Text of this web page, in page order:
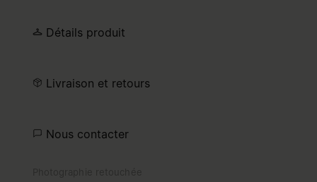
la Maison, tandis que le motif Numeric
savoir-faire contemporain.
Détails produit
Livraison et retours
Nous contacter